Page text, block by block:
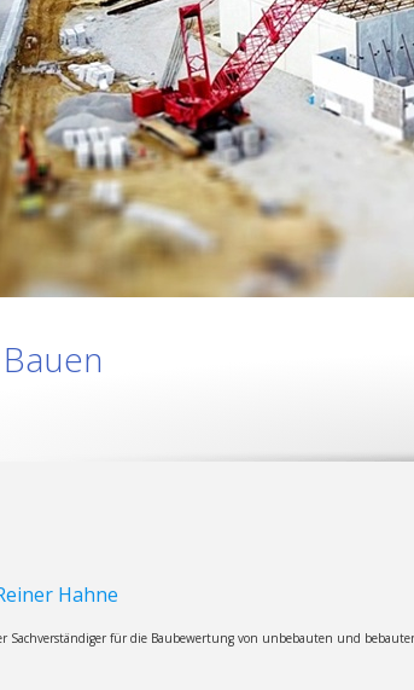
Hahne
Sachverständiger für die Baubewertung von unbebauten und